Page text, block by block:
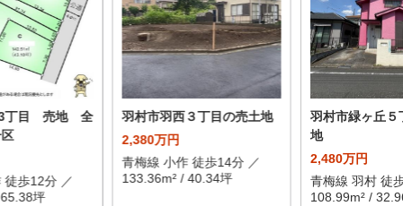
3丁目 売地 全
徒歩12分 ／
坪
羽村市羽西３丁目の売土地
2,380万円
青梅線 小作 徒歩14分 ／
133.36m² / 40.34坪
羽村市緑ヶ丘５
地
2,480万円
青梅線 羽村 徒
108.99m² /